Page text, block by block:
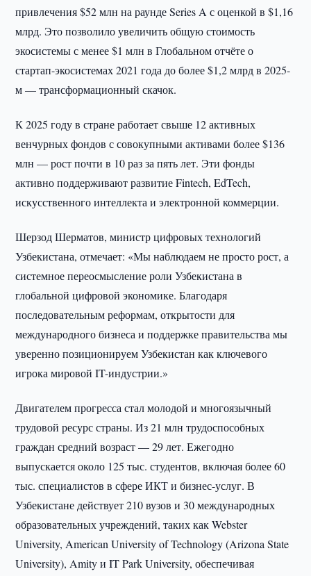
привлечения $52 млн на раунде Series A с оценкой в $1,16
млрд. Это позволило увеличить общую стоимость
экосистемы с менее $1 млн в Глобальном отчёте о
стартап-экосистемах 2021 года до более $1,2 млрд в 2025-
м — трансформационный скачок.
К 2025 году в стране работает свыше 12 активных
венчурных фондов с совокупными активами более $136
млн — рост почти в 10 раз за пять лет. Эти фонды
активно поддерживают развитие Fintech, EdTech,
искусственного интеллекта и электронной коммерции.
Шерзод Шерматов, министр цифровых технологий
Узбекистана, отмечает: «Мы наблюдаем не просто рост, а
системное переосмысление роли Узбекистана в
глобальной цифровой экономике. Благодаря
последовательным реформам, открытости для
международного бизнеса и поддержке правительства мы
уверенно позиционируем Узбекистан как ключевого
игрока мировой IT-индустрии.»
Двигателем прогресса стал молодой и многоязычный
трудовой ресурс страны. Из 21 млн трудоспособных
граждан средний возраст — 29 лет. Ежегодно
выпускается около 125 тыс. студентов, включая более 60
тыс. специалистов в сфере ИКТ и бизнес-услуг. В
Узбекистане действует 210 вузов и 30 международных
образовательных учреждений, таких как Webster
University, American University of Technology (Arizona State
University), Amity и IT Park University, обеспечивая